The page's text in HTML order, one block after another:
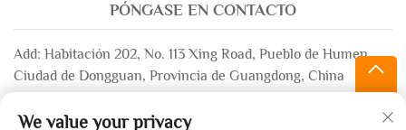
PÓNGASE EN CONTACTO
Add: Habitación 202, No. 113 Xing Road, Pueblo de Humen,
Ciudad de Dongguan, Provincia de Guangdong, China
We value your privacy